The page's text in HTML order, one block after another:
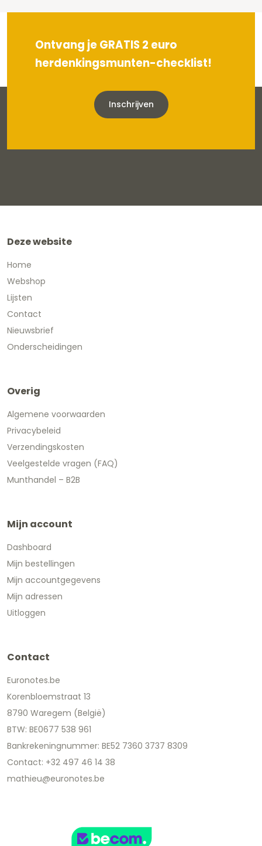
Ontvang je GRATIS 2 euro
herdenkingsmunten-checklist!
Inschrijven
Deze website
Home
Webshop
Lijsten
Contact
Nieuwsbrief
Onderscheidingen
Overig
Algemene voorwaarden
Privacybeleid
Verzendingskosten
Veelgestelde vragen (FAQ)
Munthandel – B2B
Mijn account
Dashboard
Mijn bestellingen
Mijn accountgegevens
Mijn adressen
Uitloggen
Contact
Euronotes.be
Korenbloemstraat 13
8790 Waregem (België)
BTW: BE0677 538 961
Bankrekeningnummer: BE52 7360 3737 8309
Contact: +32 497 46 14 38
mathieu@euronotes.be